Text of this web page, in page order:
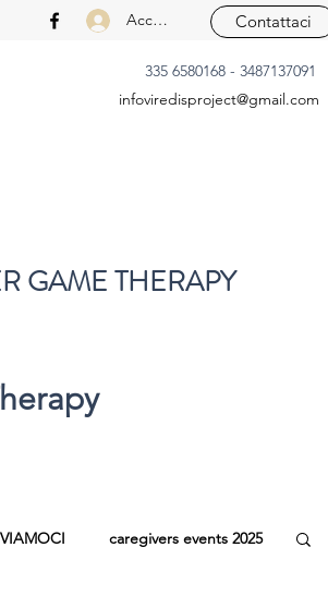
Contattaci
Accedi
335 6580168 - 3487137091
infoviredisproject@gmail.com
GAME THERAPY
caregivers events 2025